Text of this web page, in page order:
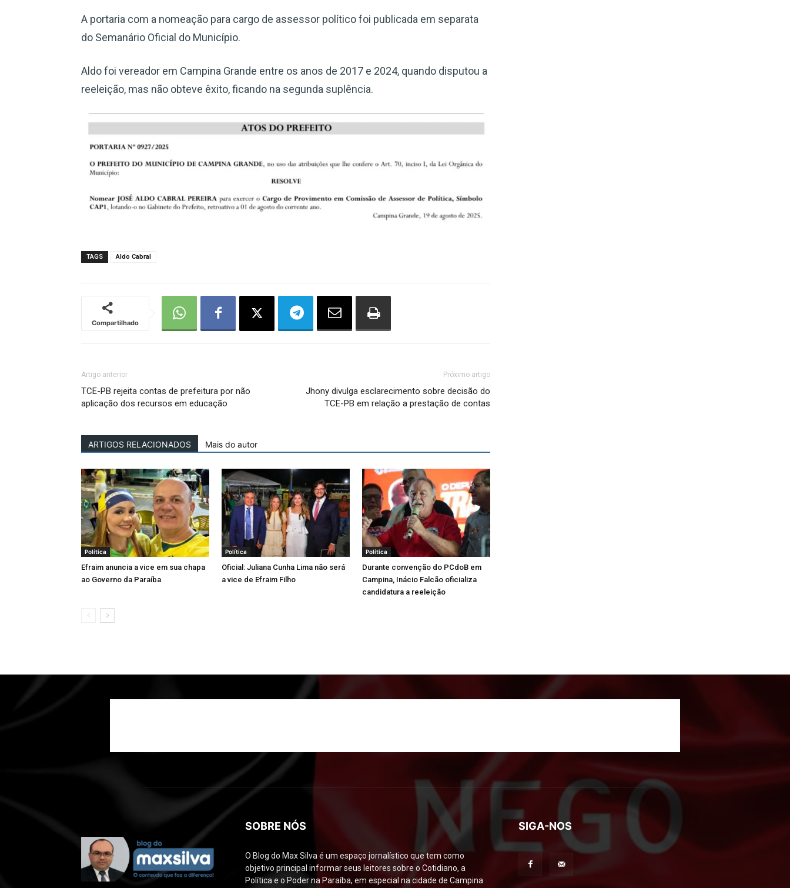
A portaria com a nomeação para cargo de assessor político foi publicada em separata
do Semanário Oficial do Município.
Aldo foi vereador em Campina Grande entre os anos de 2017 e 2024, quando disputou a
reeleição, mas não obteve êxito, ficando na segunda suplência.
TAGS Aldo Cabral
Compartilhado
Artigo anterior
TCE-PB rejeita contas de prefeitura por não
aplicação dos recursos em educação
Próximo artigo
Jhony divulga esclarecimento sobre decisão do
TCE-PB em relação a prestação de contas
ARTIGOS RELACIONADOS Mais do autor
Política
Efraim anuncia a vice em sua chapa
ao Governo da Paraíba
Política
Oficial: Juliana Cunha Lima não será
a vice de Efraim Filho
Política
Durante convenção do PCdoB em
Campina, Inácio Falcão oficializa
candidatura a reeleição
SOBRE NÓS
O Blog do Max Silva é um espaço jornalístico que tem como
objetivo principal informar seus leitores sobre o Cotidiano, a
Política e o Poder na Paraíba, em especial na cidade de Campina
SIGA-NOS